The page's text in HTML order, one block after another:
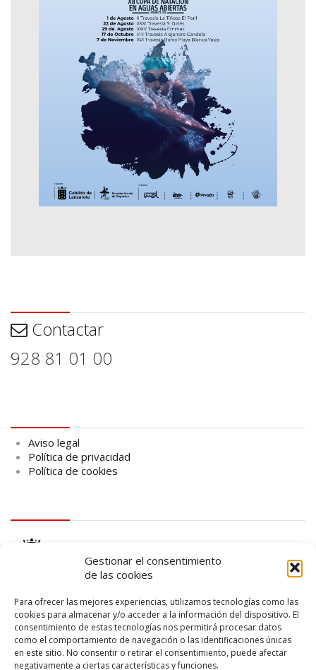
Gestionar el consentimiento
de las cookies
Para ofrecer las mejores experiencias, utilizamos tecnologías como las
cookies para almacenar y/o acceder a la información del dispositivo. El
consentimiento de estas tecnologías nos permitirá procesar datos
como el comportamiento de navegación o las identificaciones únicas
en este sitio. No consentir o retirar el consentimiento, puede afectar
negativamente a ciertas características y funciones.
Contactar
928 81 01 00
Aviso legal
Política de privacidad
Política de cookies
logo SID